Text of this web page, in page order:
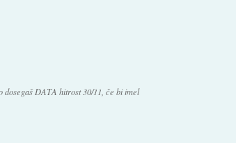
DATA hitrost 30/11, če bi imel